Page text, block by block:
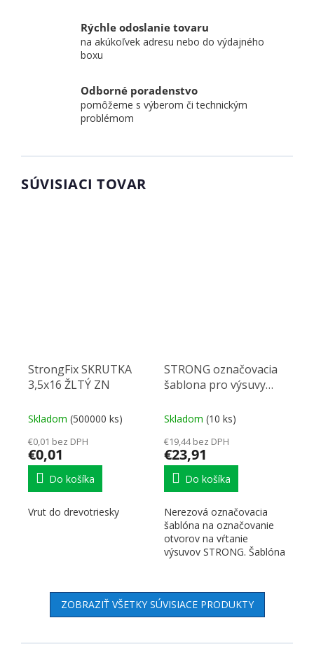
Rýchle odoslanie tovaru
na akúkoľvek adresu nebo do výdajného
boxu
Odborné poradenstvo
pomôžeme s výberom či technickým
problémom
SÚVISIACI TOVAR
StrongFix SKRUTKA
3,5x16 ŽLTÝ ZN
Skladom (500000 ks)
€0,01 bez DPH
€0,01
Do košíka
Vrut do drevotriesky
STRONG označovacia
šablona pro výsuvy
Skladom (10 ks)
€19,44 bez DPH
€23,91
Do košíka
Nerezová označovacia
šablóna na označovanie
otvorov na vŕtanie
výsuvov STRONG. Šablóna
ZOBRAZIŤ VŠETKY SÚVISIACE PRODUKTY